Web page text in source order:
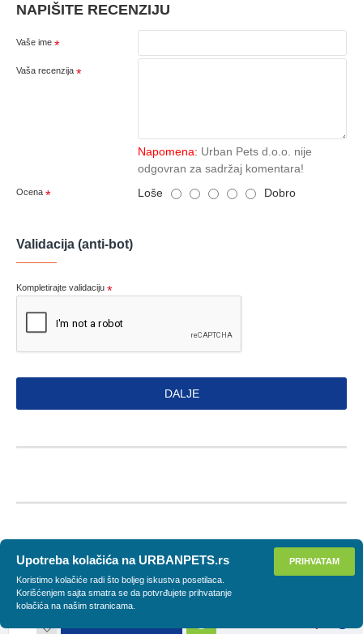
NAPIŠITE RECENZIJU
Vaše ime
Vaša recenzija
Napomena: Urban Pets d.o.o. nije
odgovran za sadržaj komentara!
Ocena Loše Dobro
Validacija (anti-bot)
Kompletirajte validaciju
DALJE
PRIHVATAM
Upotreba kolačića na URBANPETS.rs
Koristimo kolačiće radi što boljeg iskustva posetilaca.
Korišćenjem sajta smatra se da potvrđujete prihvatanje
kolačića na našim stranicama.